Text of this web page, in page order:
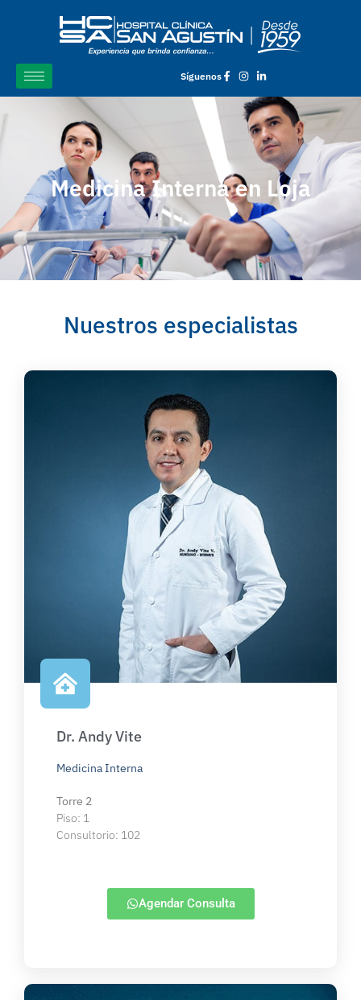
Síguenos
Medicina Interna en Loja
Nuestros especialistas
Dr. Andy Vite
Medicina Interna
Torre 2
Piso: 1
Consultorio: 102
Agendar Consulta